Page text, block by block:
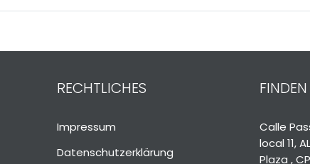
RECHTLICHES
Impressum
Datenschutzerklärung
Calle
local 11,
Plaza ,